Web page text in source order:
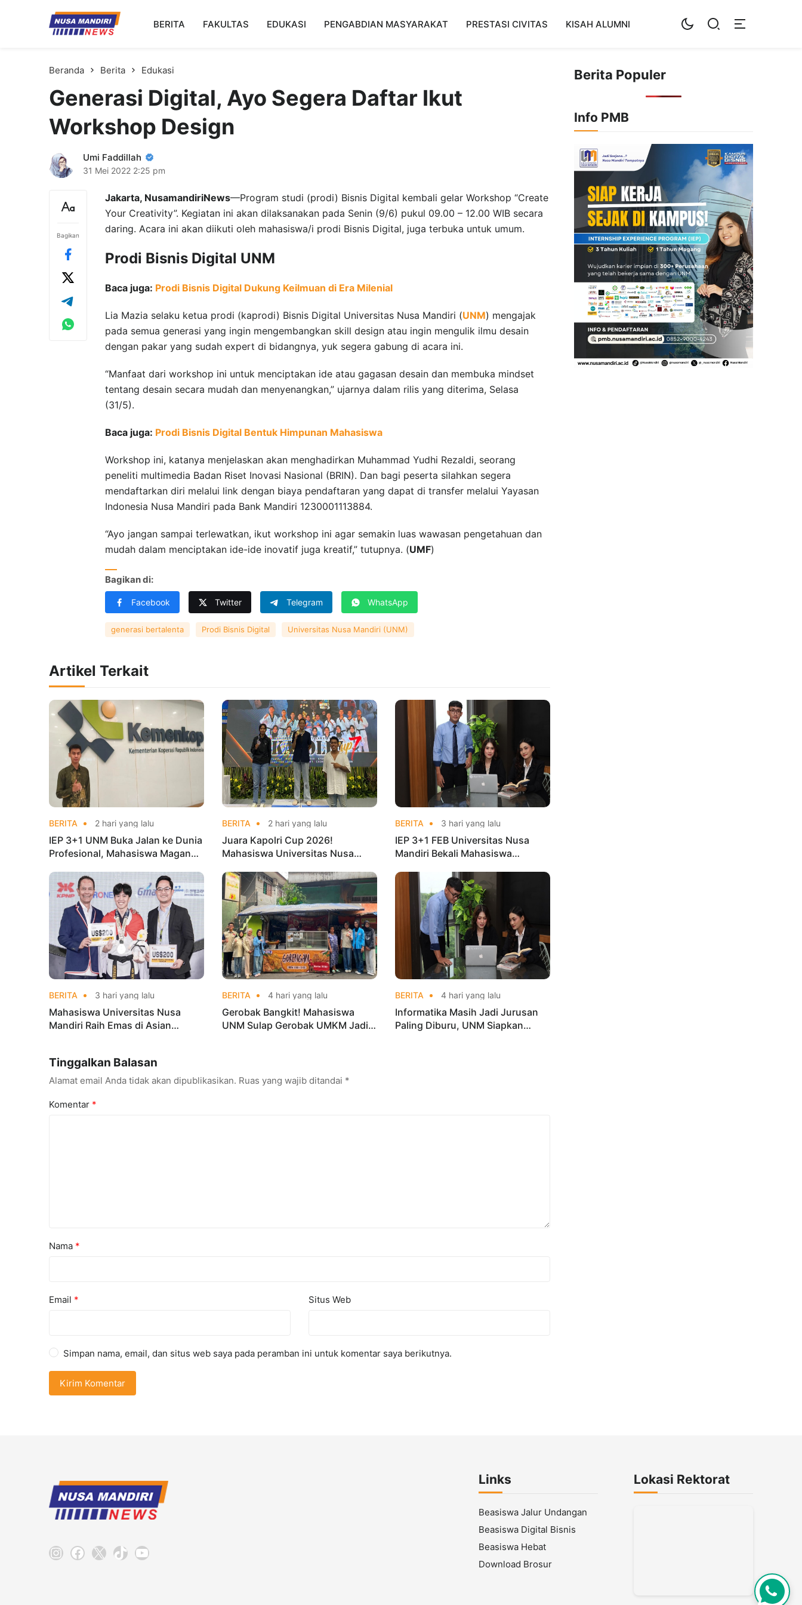
Kampus Digital Bisnis
Universitas Nusa Mandiri
BERITA FAKULTAS EDUKASI PENGABDIAN MASYARAKAT PRESTASI CIVITAS KISAH ALUMNI
Beranda Berita Edukasi
Generasi Digital, Ayo Segera Daftar Ikut
Workshop Design
Umi Faddillah
31 Mei 2022 2:25 pm
Bagikan
Jakarta, NusamandiriNews—Program studi (prodi) Bisnis Digital kembali gelar Workshop “Create
Your Creativity”. Kegiatan ini akan dilaksanakan pada Senin (9/6) pukul 09.00 – 12.00 WIB secara
daring. Acara ini akan diikuti oleh mahasiswa/i prodi Bisnis Digital, juga terbuka untuk umum.
Prodi Bisnis Digital UNM
Baca juga: Prodi Bisnis Digital Dukung Keilmuan di Era Milenial
Lia Mazia selaku ketua prodi (kaprodi) Bisnis Digital Universitas Nusa Mandiri (UNM) mengajak
pada semua generasi yang ingin mengembangkan skill design atau ingin mengulik ilmu desain
dengan pakar yang sudah expert di bidangnya, yuk segera gabung di acara ini.
“Manfaat dari workshop ini untuk menciptakan ide atau gagasan desain dan membuka mindset
tentang desain secara mudah dan menyenangkan,” ujarnya dalam rilis yang diterima, Selasa
(31/5).
Baca juga: Prodi Bisnis Digital Bentuk Himpunan Mahasiswa
Workshop ini, katanya menjelaskan akan menghadirkan Muhammad Yudhi Rezaldi, seorang
peneliti multimedia Badan Riset Inovasi Nasional (BRIN). Dan bagi peserta silahkan segera
mendaftarkan diri melalui link dengan biaya pendaftaran yang dapat di transfer melalui Yayasan
Indonesia Nusa Mandiri pada Bank Mandiri 1230001113884.
“Ayo jangan sampai terlewatkan, ikut workshop ini agar semakin luas wawasan pengetahuan dan
mudah dalam menciptakan ide-ide inovatif juga kreatif,” tutupnya. (UMF)
Bagikan di:
Facebook Twitter Telegram WhatsApp
generasi bertalenta Prodi Bisnis Digital Universitas Nusa Mandiri (UNM)
Artikel Terkait
BERITA 2 hari yang lalu
IEP 3+1 UNM Buka Jalan ke Dunia
Profesional, Mahasiswa Magang
BERITA 2 hari yang lalu
Juara Kapolri Cup 2026!
Mahasiswa Universitas Nusa
di Kejurnas Taekwondo
BERITA 3 hari yang lalu
IEP 3+1 FEB Universitas Nusa
Mandiri Bekali Mahasiswa
BERITA 3 hari yang lalu
Mahasiswa Universitas Nusa
Mandiri Raih Emas di Asian
BERITA 4 hari yang lalu
Gerobak Bangkit! Mahasiswa
UNM Sulap Gerobak UMKM Jadi
BERITA 4 hari yang lalu
Informatika Masih Jadi Jurusan
Paling Diburu, UNM Siapkan
Tinggalkan Balasan
Alamat email Anda tidak akan dipublikasikan. Ruas yang wajib ditandai *
Komentar *
Nama *
Email * Situs Web
Simpan nama, email, dan situs web saya pada peramban ini untuk komentar saya berikutnya.
Berita Populer
Info PMB
Instagram
Facebook
X TikTokYouTube
Links
Beasiswa Jalur Undangan
Beasiswa Digital Bisnis
Beasiswa Hebat
Download Brosur
Lokasi Rektorat